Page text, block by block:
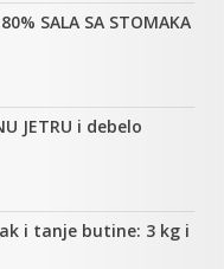
SALA SA STOMAKA
JETRU i debelo
i tanje butine: 3 kg i